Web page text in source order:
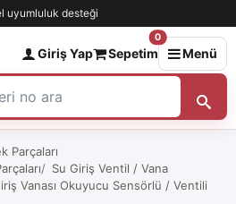
uyumluluk desteği
Giriş Yap Sepetim
0
Menü
Parçaları
Su Giriş Ventil / Vana
Vanası Okuyucu Sensörlü / Ventili